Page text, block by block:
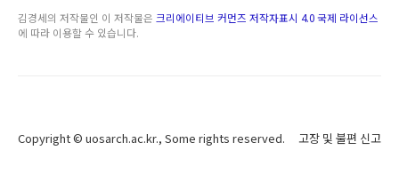
김경세의 저작물인 이 저작물은 크리에이티브 커먼즈 저작자표시 4.0 국제 라이선스
에 따라 이용할 수 있습니다.
Copyright © uosarch.ac.kr., Some rights reserved. 고장 및 불편 신고